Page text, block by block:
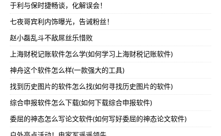
于利与保时捷畅谈，化解误会！
七夜哥宾利内饰曝光，告诫粉丝！
赵小磊乱斗不敌屌丝乐惜败
上海财税记账软件怎么学(如何学习上海财税记账软件)
神舟这个软件怎么样(一款强大的工具)
找到历史图片的软件怎么找(如何寻找历史图片的软件)
综合申报软件怎么下载(如何下载综合申报软件)
委屈的神态怎么写论文软件(如何写好委屈的神态论文软件)